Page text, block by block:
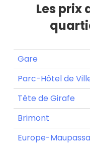
Les prix
Gare
Parc-Hôtel de
Tête de Girafe
Brimont
Europe-